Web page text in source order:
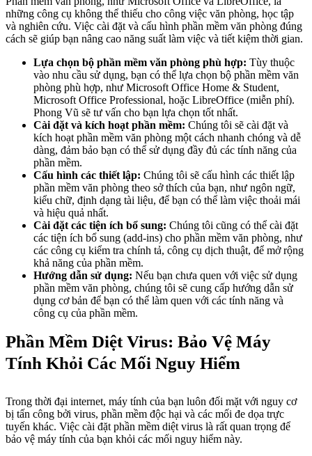
những công cụ không thể thiếu cho công việc văn phòng, học tập
và nghiên cứu. Việc cài đặt và cấu hình phần mềm văn phòng đúng
cách sẽ giúp bạn nâng cao năng suất làm việc và tiết kiệm thời gian.
Lựa chọn bộ phần mềm văn phòng phù hợp: Tùy thuộc
vào nhu cầu sử dụng, bạn có thể lựa chọn bộ phần mềm văn
phòng phù hợp, như Microsoft Office Home & Student,
Microsoft Office Professional, hoặc LibreOffice (miễn phí).
Phong Vũ sẽ tư vấn cho bạn lựa chọn tốt nhất.
Cài đặt và kích hoạt phần mềm: Chúng tôi sẽ cài đặt và
kích hoạt phần mềm văn phòng một cách nhanh chóng và dễ
dàng, đảm bảo bạn có thể sử dụng đầy đủ các tính năng của
phần mềm.
Cấu hình các thiết lập: Chúng tôi sẽ cấu hình các thiết lập
phần mềm văn phòng theo sở thích của bạn, như ngôn ngữ,
kiểu chữ, định dạng tài liệu, để bạn có thể làm việc thoải mái
và hiệu quả nhất.
Cài đặt các tiện ích bổ sung: Chúng tôi cũng có thể cài đặt
các tiện ích bổ sung (add-ins) cho phần mềm văn phòng, như
các công cụ kiểm tra chính tả, công cụ dịch thuật, để mở rộng
khả năng của phần mềm.
Hướng dẫn sử dụng: Nếu bạn chưa quen với việc sử dụng
phần mềm văn phòng, chúng tôi sẽ cung cấp hướng dẫn sử
dụng cơ bản để bạn có thể làm quen với các tính năng và
công cụ của phần mềm.
Phần Mềm Diệt Virus: Bảo Vệ Máy
Tính Khỏi Các Mối Nguy Hiểm
Trong thời đại internet, máy tính của bạn luôn đối mặt với nguy cơ
bị tấn công bởi virus, phần mềm độc hại và các mối đe dọa trực
tuyến khác. Việc cài đặt phần mềm diệt virus là rất quan trọng để
bảo vệ máy tính của bạn khỏi các mối nguy hiểm này.